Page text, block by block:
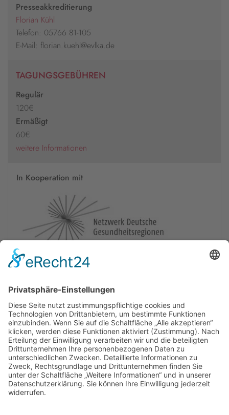
Presseakkreditierung
Florian Kühl
Telefon: 05766 81-105
E-Mail: florian.kuehl@evlka.de
TAGUNGSGEBÜHREN
Regulär
120€
Ermäßigt
60€
weitere Informationen
In Kooperation mit
Newsletter
Presse
Anfahrt
Partner
Schutzkonzept